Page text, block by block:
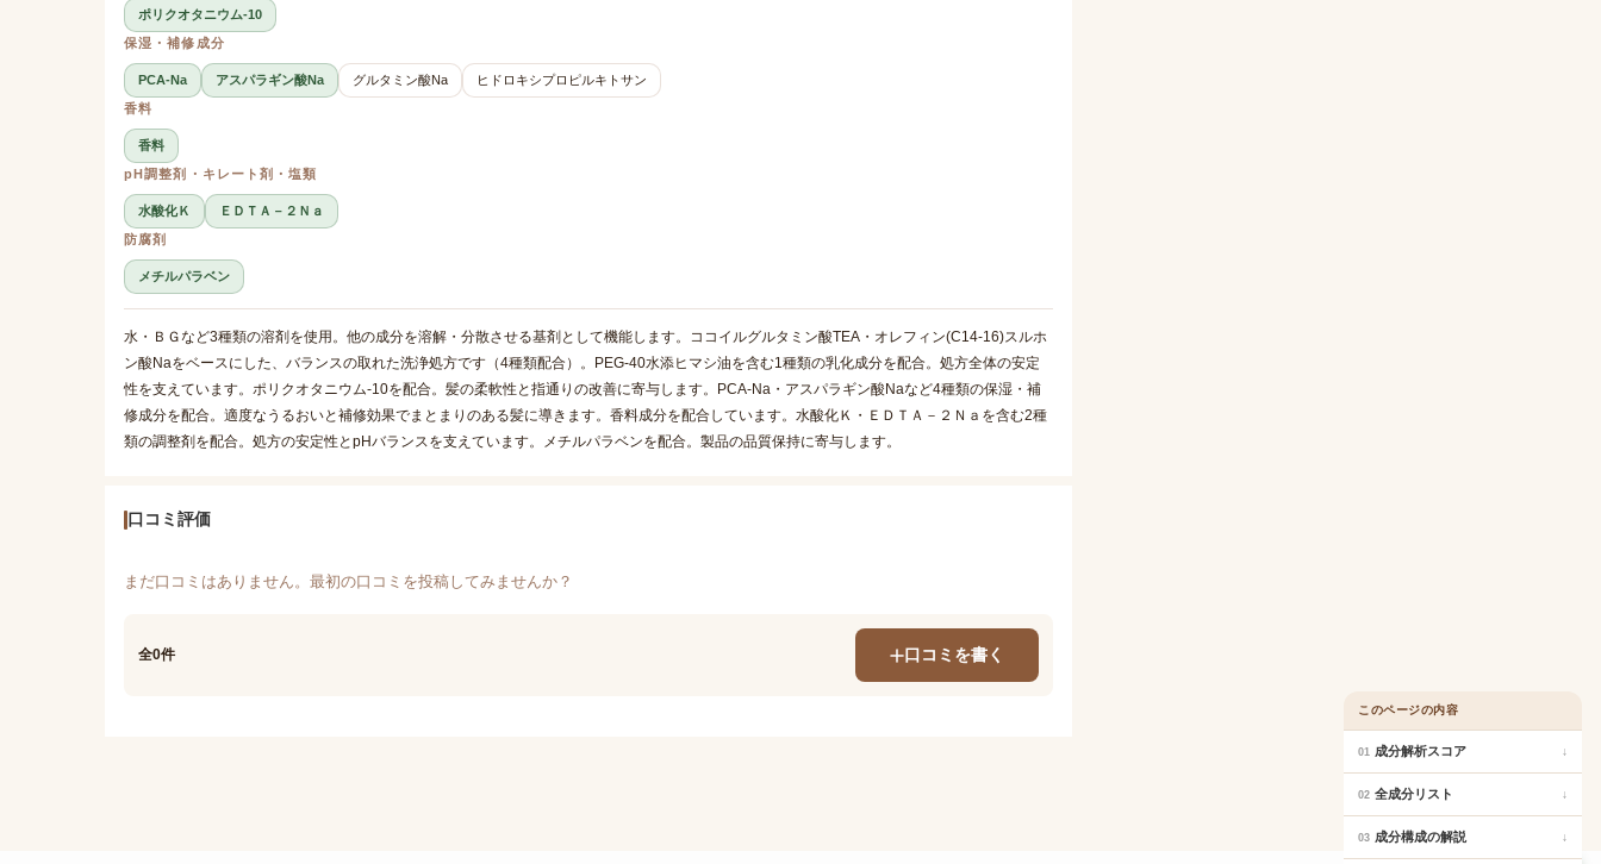
ポリクオタニウム-10
保湿・補修成分
PCA-Na アスパラギン酸Na グルタミン酸Na
ヒドロキシプロピルキトサン
香料
香料
pH調整剤・キレート剤・塩類
水酸化Ｋ
ＥＤＴＡ－２Ｎａ
防腐剤
メチルパラベン
水・ＢＧなど3種類の溶剤を使用。他の成分を溶解・分散させる基剤として機能します。ココイルグルタミン酸TEA・オレフィン(C14-16)スルホ
ン酸Naをベースにした、バランスの取れた洗浄処方です（4種類配合）。PEG-40水添ヒマシ油を含む1種類の乳化成分を配合。処方全体の安定
性を支えています。ポリクオタニウム-10を配合。髪の柔軟性と指通りの改善に寄与します。PCA-Na・アスパラギン酸Naなど4種類の保湿・補
修成分を配合。適度なうるおいと補修効果でまとまりのある髪に導きます。香料成分を配合しています。水酸化Ｋ・ＥＤＴＡ－２Ｎａを含む2種
類の調整剤を配合。処方の安定性とpHバランスを支えています。メチルパラベンを配合。製品の品質保持に寄与します。
口コミ評価
まだ口コミはありません。最初の口コミを投稿してみませんか？
全0件 口コミを書く
このページの内容
01 成分解析スコア ↓
02 全成分リスト ↓
03 成分構成の解説 ↓